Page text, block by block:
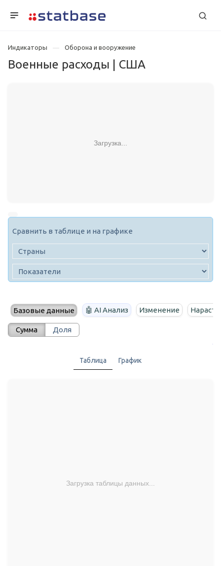
Индикаторы Оборона и вооружение
Военные расходы | США
Загрузка...
Сравнить в таблице и на графике
Базовые данные 🤖 AI Анализ Изменение
Сумма Доля
Таблица График
Загрузка таблицы данных...